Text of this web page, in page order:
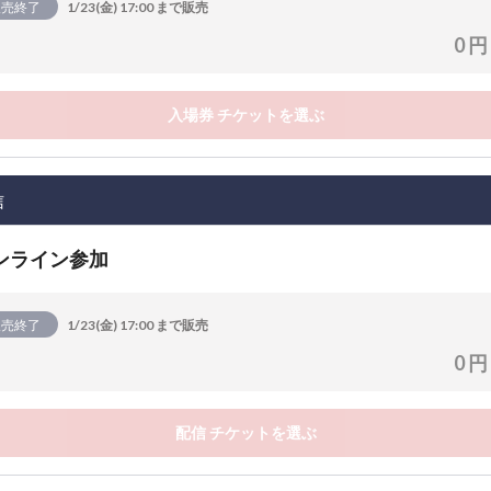
終了 1/23(金) 17:00 まで販売
0 円
入場券 チケットを選ぶ
ライン参加
終了 1/23(金) 17:00 まで販売
0 円
配信 チケットを選ぶ